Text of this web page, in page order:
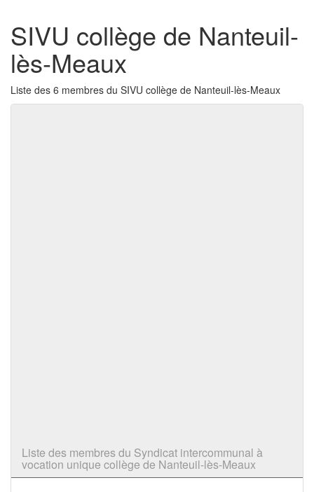
SIVU collège de Nanteuil-
lès-Meaux
Liste des 6 membres du SIVU collège de Nanteuil-lès-Meaux
Liste des membres du Syndicat intercommunal à
vocation unique collège de Nanteuil-lès-Meaux